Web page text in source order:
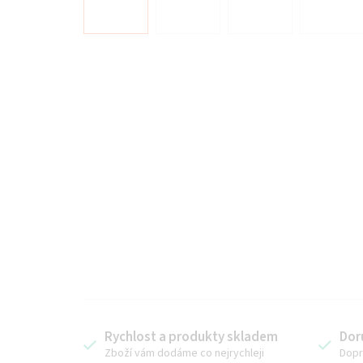
Rychlost a produkty skladem
Zboží vám dodáme co nejrychleji